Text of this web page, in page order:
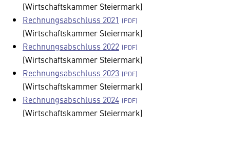
(Wirtschaftskammer Steiermark)
Rechnungsabschluss 2021
(Wirtschaftskammer Steiermark)
Rechnungsabschluss 2022
(Wirtschaftskammer Steiermark)
Rechnungsabschluss 2023
(Wirtschaftskammer Steiermark)
Rechnungsabschluss 2024
(Wirtschaftskammer Steiermark)